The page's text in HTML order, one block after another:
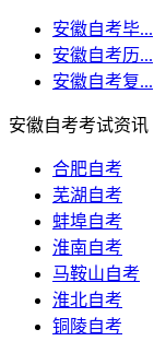
安徽自考毕...
安徽自考历...
安徽自考复...
安徽自考考试资讯
合肥自考
芜湖自考
蚌埠自考
淮南自考
马鞍山自考
淮北自考
铜陵自考